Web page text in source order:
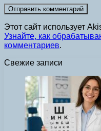
Этот сайт использует
Узнайте, как
комментариев.
Свежие записи